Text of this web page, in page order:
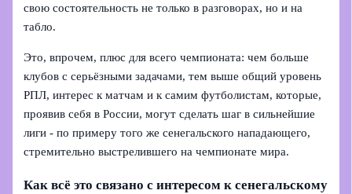
свою состоятельность не только в разговорах, но и на
табло.
Это, впрочем, плюс для всего чемпионата: чем больше
клубов с серьёзными задачами, тем выше общий уровень
РПЛ, интерес к матчам и к самим футболистам, которые,
проявив себя в России, могут сделать шаг в сильнейшие
лиги - по примеру того же сенегальского нападающего,
стремительно выстрелившего на чемпионате мира.
Как всё это связано с интересом к сенегальскому